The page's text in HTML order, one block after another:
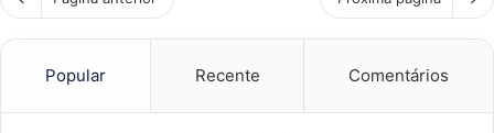
Popular Recente Comentários